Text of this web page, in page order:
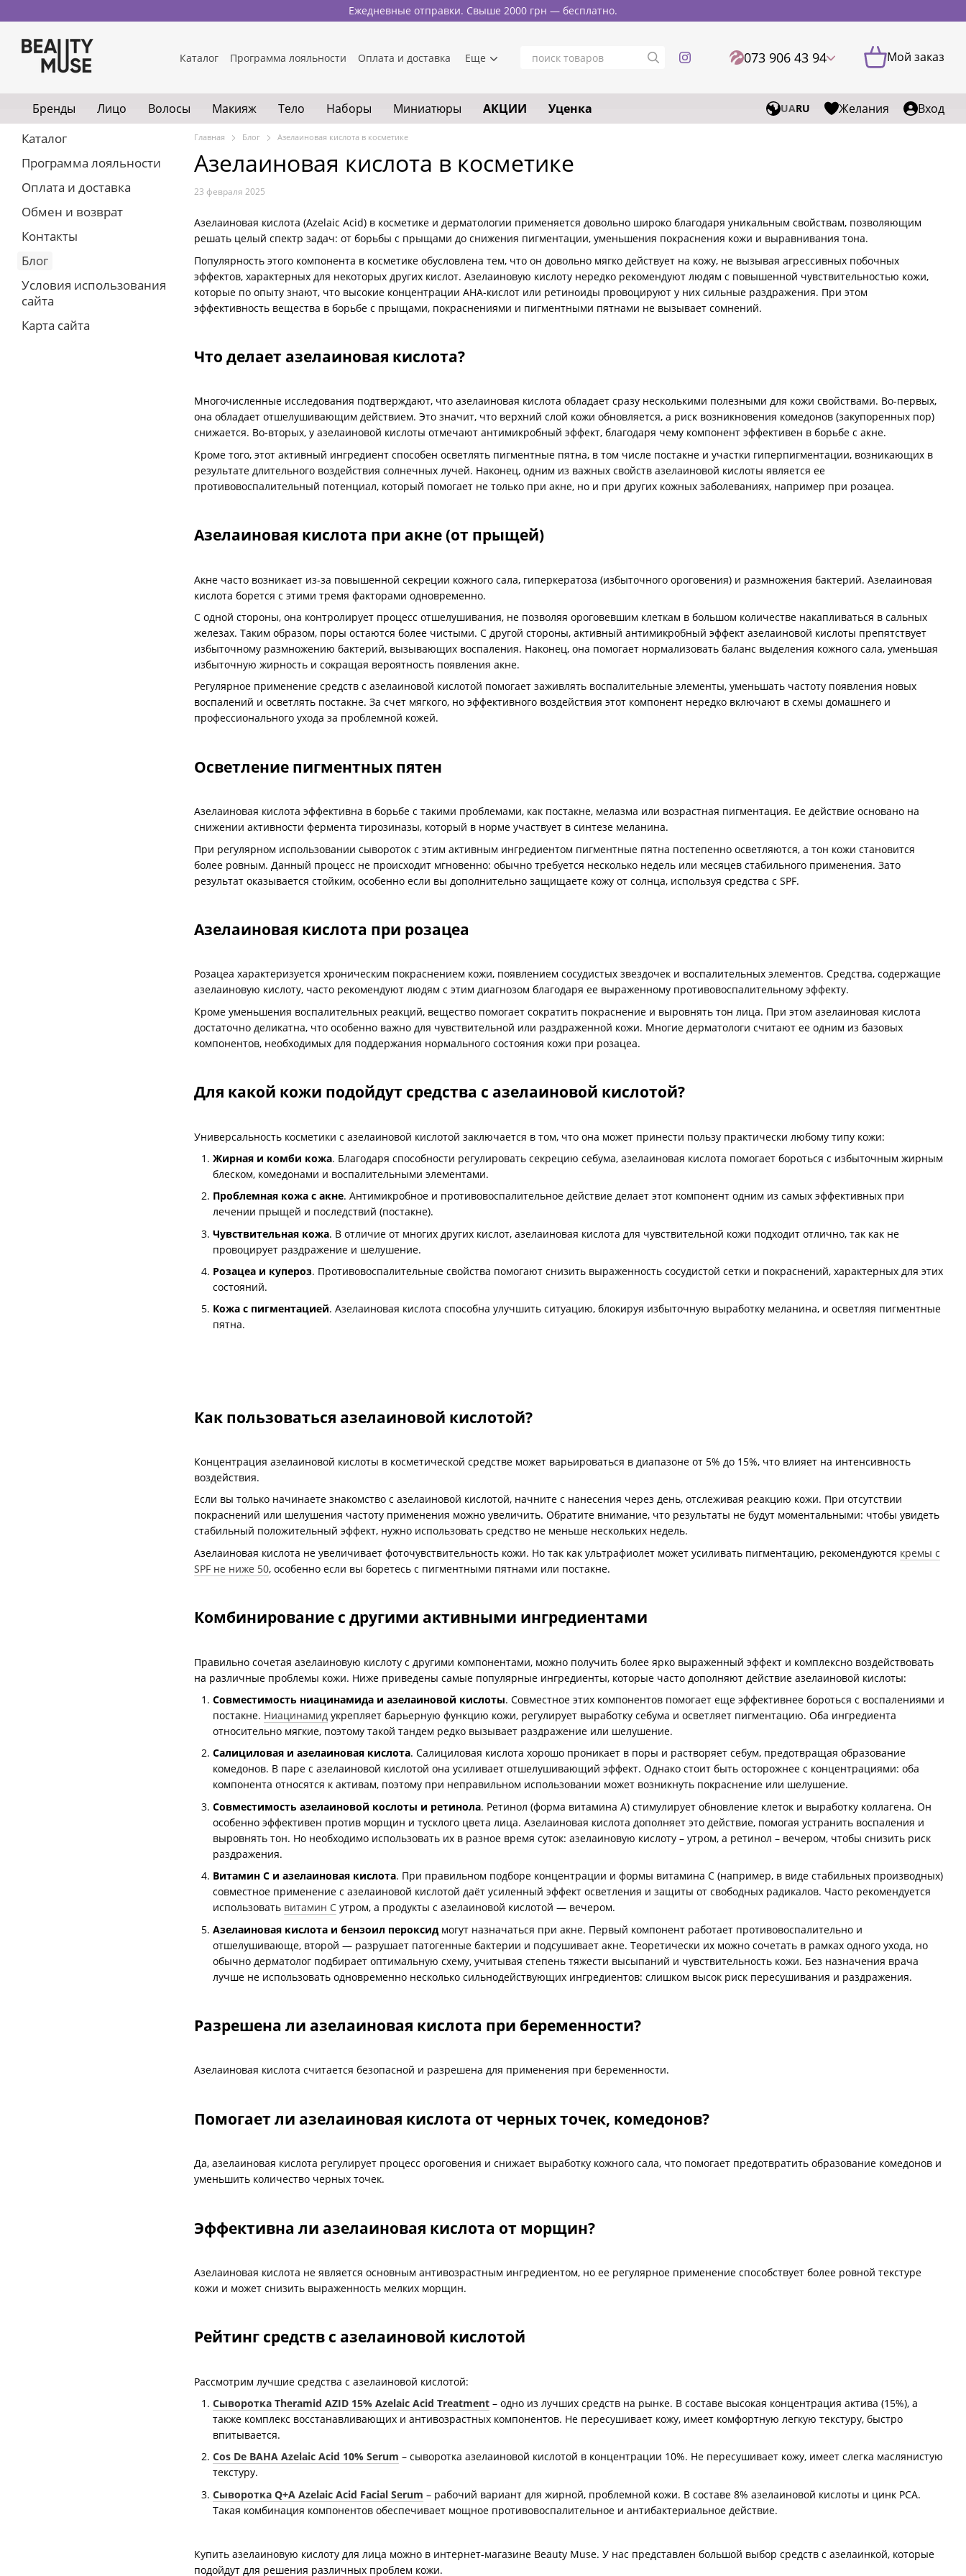
Ежедневные отправки. Свыше 2000 грн — бесплатно.
Каталог Программа лояльности Оплата и доставка Еще 073 906 43 94 Мой заказ
Бренды Лицо Волосы Макияж Тело Наборы Миниатюры АКЦИИ Уценка UARU Желания Вход
Главная Блог Азелаиновая кислота в косметике
Азелаиновая кислота в косметике
23 февраля 2025
Азелаиновая кислота (Azelaic Acid) в косметике и дерматологии применяется довольно широко благодаря уникальным свойствам, позволяющим
решать целый спектр задач: от борьбы с прыщами до снижения пигментации, уменьшения покраснения кожи и выравнивания тона.
Популярность этого компонента в косметике обусловлена тем, что он довольно мягко действует на кожу, не вызывая агрессивных побочных
эффектов, характерных для некоторых других кислот. Азелаиновую кислоту нередко рекомендуют людям с повышенной чувствительностью кожи,
которые по опыту знают, что высокие концентрации AHA-кислот или ретиноиды провоцируют у них сильные раздражения. При этом
эффективность вещества в борьбе с прыщами, покраснениями и пигментными пятнами не вызывает сомнений.
Что делает азелаиновая кислота?
Многочисленные исследования подтверждают, что азелаиновая кислота обладает сразу несколькими полезными для кожи свойствами. Во-первых,
она обладает отшелушивающим действием. Это значит, что верхний слой кожи обновляется, а риск возникновения комедонов (закупоренных пор)
снижается. Во-вторых, у азелаиновой кислоты отмечают антимикробный эффект, благодаря чему компонент эффективен в борьбе с акне.
Кроме того, этот активный ингредиент способен осветлять пигментные пятна, в том числе постакне и участки гиперпигментации, возникающих в
результате длительного воздействия солнечных лучей. Наконец, одним из важных свойств азелаиновой кислоты является ее
противовоспалительный потенциал, который помогает не только при акне, но и при других кожных заболеваниях, например при розацеа.
Азелаиновая кислота при акне (от прыщей)
Акне часто возникает из-за повышенной секреции кожного сала, гиперкератоза (избыточного ороговения) и размножения бактерий. Азелаиновая
кислота борется с этими тремя факторами одновременно.
С одной стороны, она контролирует процесс отшелушивания, не позволяя ороговевшим клеткам в большом количестве накапливаться в сальных
железах. Таким образом, поры остаются более чистыми. С другой стороны, активный антимикробный эффект азелаиновой кислоты препятствует
избыточному размножению бактерий, вызывающих воспаления. Наконец, она помогает нормализовать баланс выделения кожного сала, уменьшая
избыточную жирность и сокращая вероятность появления акне.
Регулярное применение средств с азелаиновой кислотой помогает заживлять воспалительные элементы, уменьшать частоту появления новых
воспалений и осветлять постакне. За счет мягкого, но эффективного воздействия этот компонент нередко включают в схемы домашнего и
профессионального ухода за проблемной кожей.
Осветление пигментных пятен
Азелаиновая кислота эффективна в борьбе с такими проблемами, как постакне, мелазма или возрастная пигментация. Ее действие основано на
снижении активности фермента тирозиназы, который в норме участвует в синтезе меланина.
При регулярном использовании сывороток с этим активным ингредиентом пигментные пятна постепенно осветляются, а тон кожи становится
более ровным. Данный процесс не происходит мгновенно: обычно требуется несколько недель или месяцев стабильного применения. Зато
результат оказывается стойким, особенно если вы дополнительно защищаете кожу от солнца, используя средства с SPF.
Азелаиновая кислота при розацеа
Розацеа характеризуется хроническим покраснением кожи, появлением сосудистых звездочек и воспалительных элементов. Средства, содержащие
азелаиновую кислоту, часто рекомендуют людям с этим диагнозом благодаря ее выраженному противовоспалительному эффекту.
Кроме уменьшения воспалительных реакций, вещество помогает сократить покраснение и выровнять тон лица. При этом азелаиновая кислота
достаточно деликатна, что особенно важно для чувствительной или раздраженной кожи. Многие дерматологи считают ее одним из базовых
компонентов, необходимых для поддержания нормального состояния кожи при розацеа.
Для какой кожи подойдут средства с азелаиновой кислотой?
Универсальность косметики с азелаиновой кислотой заключается в том, что она может принести пользу практически любому типу кожи:
Жирная и комби кожа. Благодаря способности регулировать секрецию себума, азелаиновая кислота помогает бороться с избыточным жирным
блеском, комедонами и воспалительными элементами.
Проблемная кожа с акне. Антимикробное и противовоспалительное действие делает этот компонент одним из самых эффективных при
лечении прыщей и последствий (постакне).
Чувствительная кожа. В отличие от многих других кислот, азелаиновая кислота для чувствительной кожи подходит отлично, так как не
провоцирует раздражение и шелушение.
Розацеа и купероз. Противовоспалительные свойства помогают снизить выраженность сосудистой сетки и покраснений, характерных для этих
состояний.
Кожа с пигментацией. Азелаиновая кислота способна улучшить ситуацию, блокируя избыточную выработку меланина, и осветляя пигментные
пятна.
Как пользоваться азелаиновой кислотой?
Концентрация азелаиновой кислоты в косметической средстве может варьироваться в диапазоне от 5% до 15%, что влияет на интенсивность
воздействия.
Если вы только начинаете знакомство с азелаиновой кислотой, начните с нанесения через день, отслеживая реакцию кожи. При отсутствии
покраснений или шелушения частоту применения можно увеличить. Обратите внимание, что результаты не будут моментальными: чтобы увидеть
стабильный положительный эффект, нужно использовать средство не меньше нескольких недель.
Азелаиновая кислота не увеличивает фоточувствительность кожи. Но так как ультрафиолет может усиливать пигментацию, рекомендуются кремы с
SPF не ниже 50, особенно если вы боретесь с пигментными пятнами или постакне.
Комбинирование с другими активными ингредиентами
Правильно сочетая азелаиновую кислоту с другими компонентами, можно получить более ярко выраженный эффект и комплексно воздействовать
на различные проблемы кожи. Ниже приведены самые популярные ингредиенты, которые часто дополняют действие азелаиновой кислоты:
Совместимость ниацинамида и азелаиновой кислоты. Совместное этих компонентов помогает еще эффективнее бороться с воспалениями и
постакне. Ниацинамид укрепляет барьерную функцию кожи, регулирует выработку себума и осветляет пигментацию. Оба ингредиента
относительно мягкие, поэтому такой тандем редко вызывает раздражение или шелушение.
Салициловая и азелаиновая кислота. Салициловая кислота хорошо проникает в поры и растворяет себум, предотвращая образование
комедонов. В паре с азелаиновой кислотой она усиливает отшелушивающий эффект. Однако стоит быть осторожнее с концентрациями: оба
компонента относятся к активам, поэтому при неправильном использовании может возникнуть покраснение или шелушение.
Совместимость азелаиновой кослоты и ретинола. Ретинол (форма витамина A) стимулирует обновление клеток и выработку коллагена. Он
особенно эффективен против морщин и тусклого цвета лица. Азелаиновая кислота дополняет это действие, помогая устранить воспаления и
выровнять тон. Но необходимо использовать их в разное время суток: азелаиновую кислоту – утром, а ретинол – вечером, чтобы снизить риск
раздражения.
Витамин C и азелаиновая кислота. При правильном подборе концентрации и формы витамина С (например, в виде стабильных производных)
совместное применение с азелаиновой кислотой даёт усиленный эффект осветления и защиты от свободных радикалов. Часто рекомендуется
использовать витамин С утром, а продукты с азелаиновой кислотой — вечером.
Азелаиновая кислота и бензоил пероксид могут назначаться при акне. Первый компонент работает противовоспалительно и
отшелушивающе, второй — разрушает патогенные бактерии и подсушивает акне. Теоретически их можно сочетать в рамках одного ухода, но
обычно дерматолог подбирает оптимальную схему, учитывая степень тяжести высыпаний и чувствительность кожи. Без назначения врача
лучше не использовать одновременно несколько сильнодействующих ингредиентов: слишком высок риск пересушивания и раздражения.
Разрешена ли азелаиновая кислота при беременности?
Азелаиновая кислота считается безопасной и разрешена для применения при беременности.
Помогает ли азелаиновая кислота от черных точек, комедонов?
Да, азелаиновая кислота регулирует процесс ороговения и снижает выработку кожного сала, что помогает предотвратить образование комедонов и
уменьшить количество черных точек.
Эффективна ли азелаиновая кислота от морщин?
Азелаиновая кислота не является основным антивозрастным ингредиентом, но ее регулярное применение способствует более ровной текстуре
кожи и может снизить выраженность мелких морщин.
Рейтинг средств с азелаиновой кислотой
Рассмотрим лучшие средства с азелаиновой кислотой:
Сыворотка Theramid AZID 15% Azelaic Acid Treatment – одно из лучших средств на рынке. В составе высокая концентрация актива (15%), а
также комплекс восстанавливающих и антивозрастных компонентов. Не пересушивает кожу, имеет комфортную легкую текстуру, быстро
впитывается.
Cos De BAHA Azelaic Acid 10% Serum – сыворотка азелаиновой кислотой в концентрации 10%. Не пересушивает кожу, имеет слегка маслянистую
текстуру.
Сыворотка Q+A Azelaic Acid Facial Serum – рабочий вариант для жирной, проблемной кожи. В составе 8% азелаиновой кислоты и цинк РСА.
Такая комбинация компонентов обеспечивает мощное противовоспалительное и антибактериальное действие.
Купить азелаиновую кислоту для лица можно в интернет-магазине Beauty Muse. У нас представлен большой выбор средств с азелаинкой, которые
подойдут для решения различных проблем кожи.
Каталог
Программа лояльности
Оплата и доставка
Обмен и возврат
Контакты
Блог
Условия использования
сайта
Карта сайта